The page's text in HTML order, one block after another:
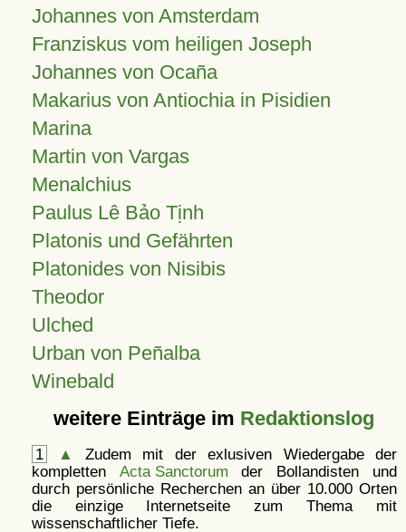
Johannes von Amsterdam
Franziskus vom heiligen Joseph
Johannes von Ocaña
Makarius von Antiochia in Pisidien
Marina
Martin von Vargas
Menalchius
Paulus Lê Bảo Tịnh
Platonis und Gefährten
Platonides von Nisibis
Theodor
Ulched
Urban von Peñalba
Winebald
weitere Einträge im Redaktionslog
1 ▲
Zudem mit der exlusiven Wiedergabe der
kompletten Acta Sanctorum der Bollandisten und
durch persönliche Recherchen an über 10.000 Orten
die einzige Internetseite zum Thema mit
wissenschaftlicher Tiefe.